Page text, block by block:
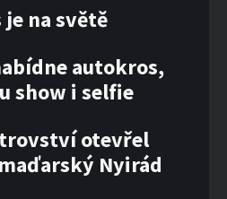
na světě
autokros,
show i selfie
otevřel
Nyirád